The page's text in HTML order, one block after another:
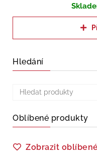
Hledání
Oblíbené produkty
Zobrazit